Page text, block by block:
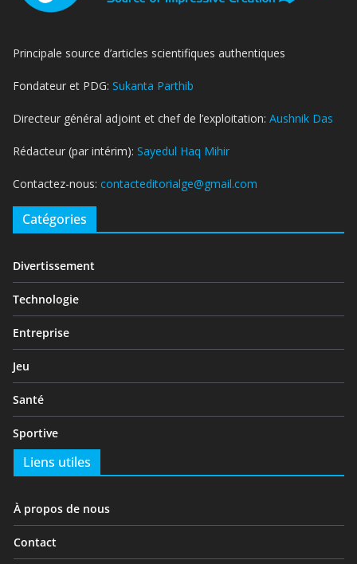
Principale source d’articles scientifiques authentiques
Fondateur et PDG: Sukanta Parthib
Directeur général adjoint et chef de l’exploitation: Aushnik Das
Rédacteur (par intérim): Sayedul Haq Mihir
Contactez-nous: contacteditorialge@gmail.com
Catégories
Divertissement
Technologie
Entreprise
Jeu
Santé
Sportive
Liens utiles
À propos de nous
Contact